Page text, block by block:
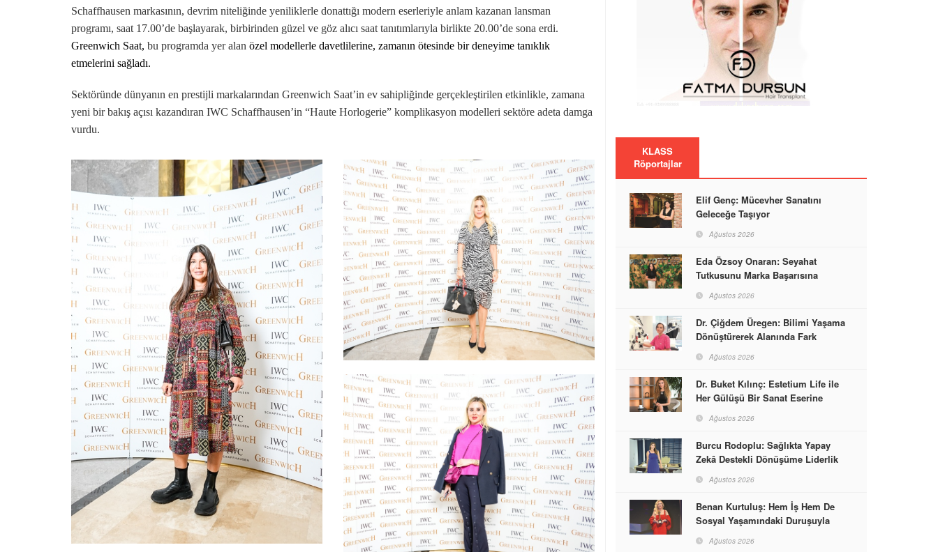
Schaffhausen markasının, devrim niteliğinde yeniliklerle donattığı modern eserleriyle anlam kazanan lansman
programı, saat 17.00’de başlayarak, birbirinden güzel ve göz alıcı saat tanıtımlarıyla birlikte 20.00’de sona erdi.
Greenwich Saat, bu programda yer alan özel modellerle davetlilerine, zamanın ötesinde bir deneyime tanıklık
etmelerini sağladı.
Sektöründe dünyanın en prestijli markalarından Greenwich Saat’in ev sahipliğinde gerçekleştirilen etkinlikle, zamana
yeni bir bakış açısı kazandıran IWC Schaffhausen’in “Haute Horlogerie” komplikasyon modelleri sektöre adeta damga
vurdu.
KLASS
Röportajlar
Elif Genç: Mücevher Sanatını
Geleceğe Taşıyor
Ağustos 2026
Eda Özsoy Onaran: Seyahat
Tutkusunu Marka Başarısına
Ağustos 2026
Dr. Çiğdem Üregen: Bilimi Yaşama
Dönüştürerek Alanında Fark
Ağustos 2026
Dr. Buket Kılınç: Estetium Life ile
Her Gülüşü Bir Sanat Eserine
Ağustos 2026
Burcu Rodoplu: Sağlıkta Yapay
Zekâ Destekli Dönüşüme Liderlik
Ağustos 2026
Benan Kurtuluş: Hem İş Hem De
Sosyal Yaşamındaki Duruşuyla
Ağustos 2026